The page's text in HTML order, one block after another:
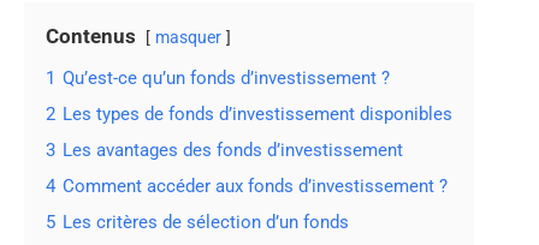
Contenus masquer
1 Qu’est-ce qu’un fonds d’investissement ?
2 Les types de fonds d’investissement disponibles
3 Les avantages des fonds d’investissement
4 Comment accéder aux fonds d’investissement ?
5 Les critères de sélection d’un fonds